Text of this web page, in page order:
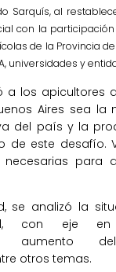
Sarquís, al
con la
de la Provincia
universidades y
a los apicultores
Aires sea la
del país y la
de este desafío.
necesarias para
se analizó la
con eje en
aumento
otros temas.